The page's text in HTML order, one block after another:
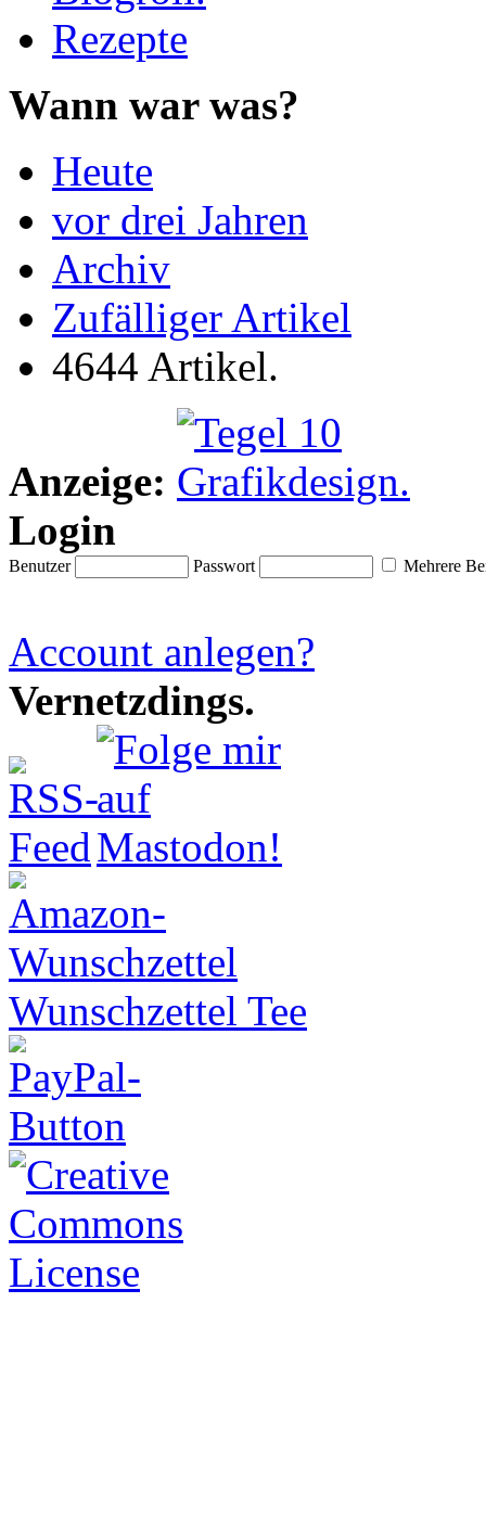
Rezepte
Wann war was?
Heute
vor drei Jahren
Archiv
Zufälliger Artikel
4644 Artikel.
Anzeige:
Login
Benutzer Passwort Mehrere
Account anlegen?
Vernetzdings.
Wunschzettel Tee